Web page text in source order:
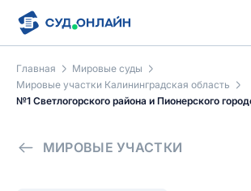
Главная
Мировые суды
Мировые участки Калининградская область
№1 Светлогорского района и Пионерского
МИРОВЫЕ УЧАСТКИ